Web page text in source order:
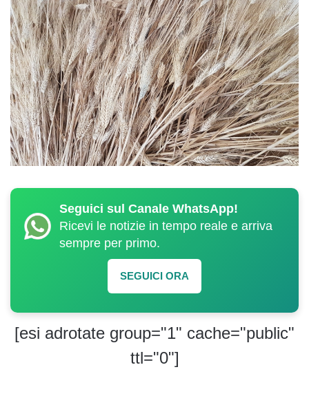
Seguici sul Canale WhatsApp!
Ricevi le notizie in tempo reale e arriva
sempre per primo.
SEGUICI ORA
[esi adrotate group="1" cache="public"
ttl="0"]